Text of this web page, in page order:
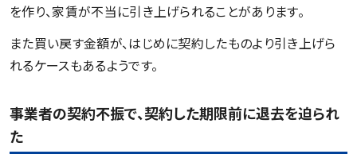
を作り、家賃が不当に引き上げられることがあります。
また買い戻す金額が、はじめに契約したものより引き上げら
れるケースもあるようです。
事業者の契約不振で、契約した期限前に退去を迫られ
た